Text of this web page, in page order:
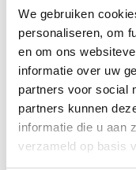
We gebruiken
personaliseren, om
en om ons
informatie over uw
partners voor social
partners kunnen
informatie die u aan
verzameld op basis
ss06x040